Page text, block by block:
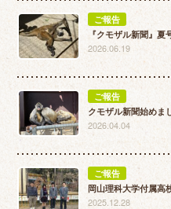
ご報告
『クモザル新聞』夏
2026.06.19
ご報告
クモザル新聞始めま
2026.04.04
ご報告
岡山理科大学付属高
2025.12.28